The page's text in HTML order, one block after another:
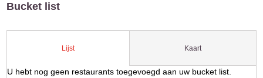
Bucket list
Lijst Kaart
U hebt nog geen restaurants toegevoegd aan uw bucket list.